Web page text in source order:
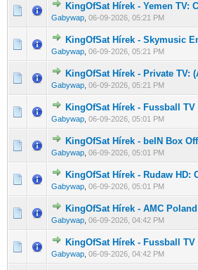
KingOfSat Hírek - Yemen TV:
Gabywap 06-09-2026, 05:21 PM
0 Szavazat - 0 / 5
1234 5
KingOfSat Hírek - Skymusic
Gabywap 06-09-2026, 05:21 PM
0 Szavazat - 0 / 5
12345
KingOfSat Hírek - Private TV:
Gabywap 06-09-2026, 05:21 PM
0 Szavazat - 0 / 5
1234 5
KingOfSat Hírek - Fussball
Gabywap 06-09-2026, 05:01 PM
0 Szavazat - 0 / 5
12345
KingOfSat Hírek - beIN Box
Gabywap 06-09-2026, 05:01 PM
0 Szavazat - 0 / 5
12 345
KingOfSat Hírek - Rudaw HD:
Gabywap 06-09-2026, 05:01 PM
0 Szavazat - 0 / 5
1234 5
KingOfSat Hírek - AMC
Gabywap 06-09-2026, 04:42 PM
0 Szavazat - 0 / 5
123 45
KingOfSat Hírek - Fussball
Gabywap 06-09-2026, 04:42 PM
0 Szavazat - 0 / 5
12345